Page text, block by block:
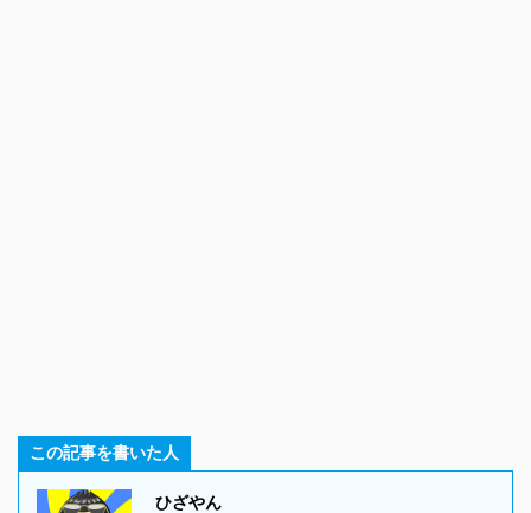
この記事を書いた人
ひざやん